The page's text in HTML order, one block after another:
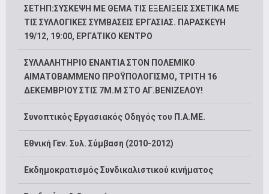
ΣΕΤΗΠ:ΣΥΣΚΕΨΗ ΜΕ ΘΕΜΑ ΤΙΣ ΕΞΕΛΙΞΕΙΣ ΣΧΕΤΙΚΑ ΜΕ
ΤΙΣ ΣΥΛΛΟΓΙΚΕΣ ΣΥΜΒΑΣΕΙΣ ΕΡΓΑΣΙΑΣ. ΠΑΡΑΣΚΕΥΗ
19/12, 19:00, ΕΡΓΑΤΙΚΟ ΚΕΝΤΡΟ
ΣΥΛΛΑΛΗΤΗΡΙΟ ΕΝΑΝΤΙΑ ΣΤΟΝ ΠΟΛΕΜΙΚΟ
ΑΙΜΑΤΟΒΑΜΜΕΝΟ ΠΡΟΫΠΟΛΟΓΙΣΜΟ, ΤΡΙΤΗ 16
ΔΕΚΕΜΒΡΙΟΥ ΣΤΙΣ 7Μ.Μ ΣΤΟ ΑΓ.ΒΕΝΙΖΕΛΟΥ!
Συνοπτικός Εργασιακός Οδηγός του Π.Α.ΜΕ.
Εθνική Γεν. Συλ. Σύμβαση (2010-2012)
Εκδημοκρατισμός Συνδικαλιστικού κινήματος